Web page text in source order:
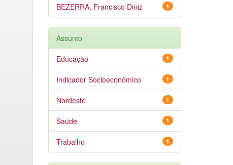
1
BEZERRA, Francisco Diniz
Assunto
1
Educação
1
Indicador Socioeconômico
1
Nordeste
1
Saúde
1
Trabalho